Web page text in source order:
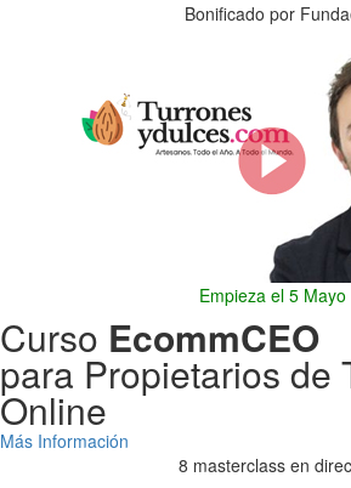
Bonificado por
Empieza el 5 Mayo
Curso EcommCEO
para Propietarios de
Online
Más Información
8 masterclass en